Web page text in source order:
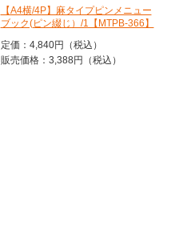
【A4横/4P】麻タイプピンメニュー
ブック(ピン綴じ）/1【MTPB-366】
定価：4,840円（税込）
販売価格：3,388円（税込）